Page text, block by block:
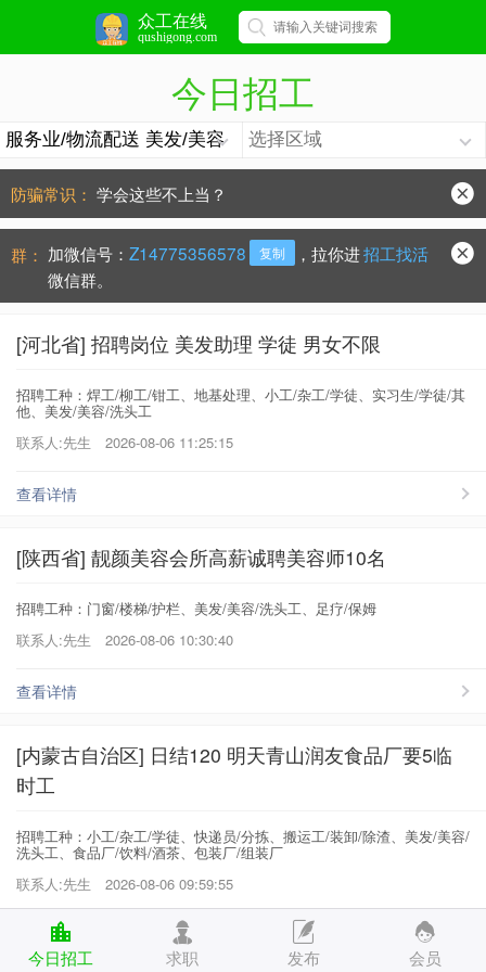
众工在线
qushigong.com
今日招工
防骗常识： 学会这些不上当？
手机号被冒用，点击查看处理办法。
群： 加微信号： Z14775356578 复制 ，拉你进招工找活
微信群。
[河北省] 招聘岗位 美发助理 学徒 男女不限
招聘工种：焊工/柳工/钳工、地基处理、小工/杂工/学徒、实习生/学徒/其
他、美发/美容/洗头工
联系人:先生
2026-08-06 11:25:15
查看详情
[陕西省] 靓颜美容会所高薪诚聘美容师10名
招聘工种：门窗/楼梯/护栏、美发/美容/洗头工、足疗/保姆
联系人:先生
2026-08-06 10:30:40
查看详情
[内蒙古自治区] 日结120 明天青山润友食品厂要5临
时工
招聘工种：小工/杂工/学徒、快递员/分拣、搬运工/装卸/除渣、美发/美容/
洗头工、食品厂/饮料/酒茶、包装厂/组装厂
联系人:先生
2026-08-06 09:59:55
查看详情
今日招工 求职 发布 会员